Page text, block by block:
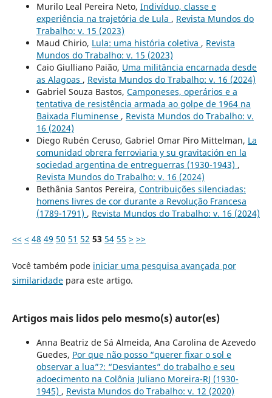
Murilo Leal Pereira Neto, Indivíduo, classe e
experiência na trajetória de Lula , Revista Mundos do
Trabalho: v. 15 (2023)
Maud Chirio, Lula: uma história coletiva , Revista
Mundos do Trabalho: v. 15 (2023)
Caio Giulliano Paião, Uma militância encarnada desde
as Alagoas , Revista Mundos do Trabalho: v. 16 (2024)
Gabriel Souza Bastos, Camponeses, operários e a
tentativa de resistência armada ao golpe de 1964 na
Baixada Fluminense , Revista Mundos do Trabalho: v.
16 (2024)
Diego Rubén Ceruso, Gabriel Omar Piro Mittelman, La
comunidad obrera ferroviaria y su gravitación en la
sociedad argentina de entreguerras (1930-1943) ,
Revista Mundos do Trabalho: v. 16 (2024)
Bethânia Santos Pereira, Contribuições silenciadas:
homens livres de cor durante a Revolução Francesa
(1789-1791) , Revista Mundos do Trabalho: v. 16 (2024)
<< < 48 49 50 51 52 53 54 55 > >>
Você também pode iniciar uma pesquisa avançada por
similaridadepara este artigo.
Artigos mais lidos pelo mesmo(s) autor(es)
Anna Beatriz de Sá Almeida, Ana Carolina de Azevedo
Guedes, Por que não posso “querer fixar o sol e
observar a lua”?: “Desviantes” do trabalho e seu
adoecimento na Colônia Juliano Moreira-RJ (1930-
1945) , Revista Mundos do Trabalho: v. 12 (2020)